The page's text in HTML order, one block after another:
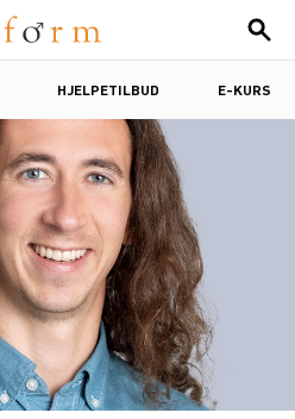
HJELPETILBUD E-KURS